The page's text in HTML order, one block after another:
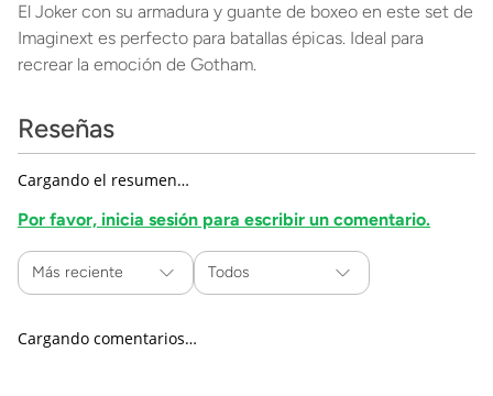
El Joker con su armadura y guante de boxeo en este set de
Imaginext es perfecto para batallas épicas. Ideal para
recrear la emoción de Gotham.
Reseñas
Cargando el resumen…
Por favor, inicia sesión para escribir un comentario.
Más reciente Todos
Cargando comentarios…